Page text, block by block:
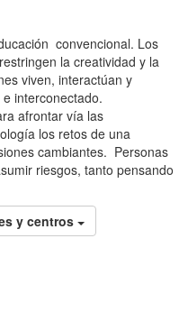
convencional. Los
la creatividad y la
viven, interactúan y
interconectado.
afrontar vía las
los retos de una
cambiantes. Personas
riesgos, tanto pensando
y centros